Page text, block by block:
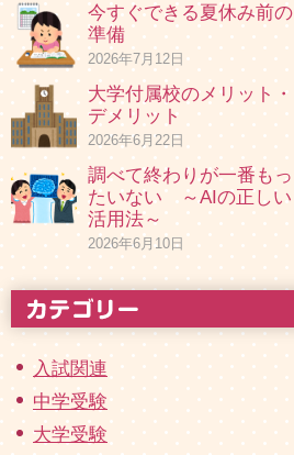
今すぐできる夏休み前の
準備
2026年7月12日
大学付属校のメリット・
デメリット
2026年6月22日
調べて終わりが一番もっ
たいない ～AIの正しい
活用法～
2026年6月10日
入試関連
中学受験
大学受験